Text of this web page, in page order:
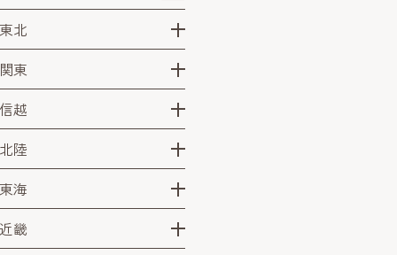
東北
関東
信越
北陸
東海
近畿